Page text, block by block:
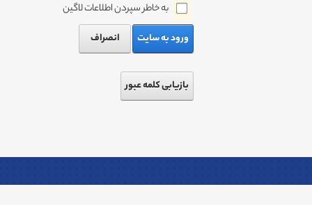
به خاطر سپردن اطلاعات لاگین
ورود به سایت
انصراف
بازیابی کلمه عبور